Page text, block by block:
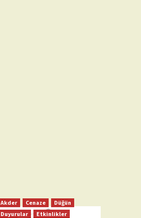
Akder Cenaze
Düğün
Duyurular
Etkinlikler